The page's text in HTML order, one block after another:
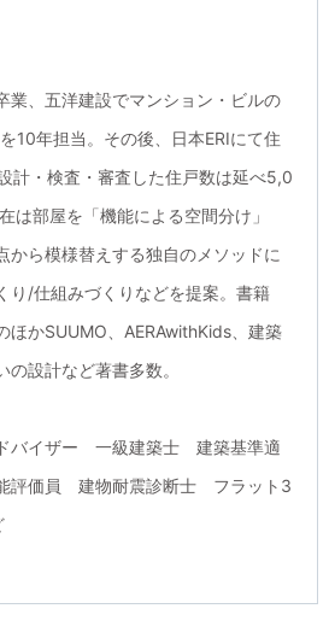
業、五洋建設でマンション・ビルの
10年担当。その後、日本ERIにて住
計・検査・審査した住戸数は延べ5,0
は部屋を「機能による空間分け」
から模様替えする独自のメソッドに
り/仕組みづくりなどを提案。書籍
ほかSUUMO、AERAwithKids、建築
設計など著書多数。
バイザー 一級建築士 建築基準適
評価員 建物耐震診断士 フラット3